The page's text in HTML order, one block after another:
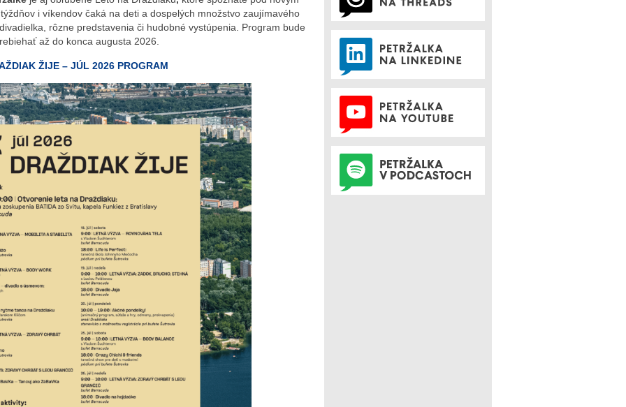
i víkendov čaká na deti a dospelých množstvo zaujímavého
rôzne predstavenia či hudobné vystúpenia. Program bude
až do konca augusta 2026.
ŽIJE – JÚL 2026 PROGRAM